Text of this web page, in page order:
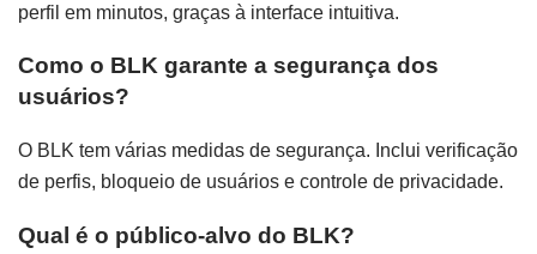
perfil em minutos, graças à interface intuitiva.
Como o BLK garante a segurança dos
usuários?
O BLK tem várias medidas de segurança. Inclui verificação
de perfis, bloqueio de usuários e controle de privacidade.
Qual é o público-alvo do BLK?